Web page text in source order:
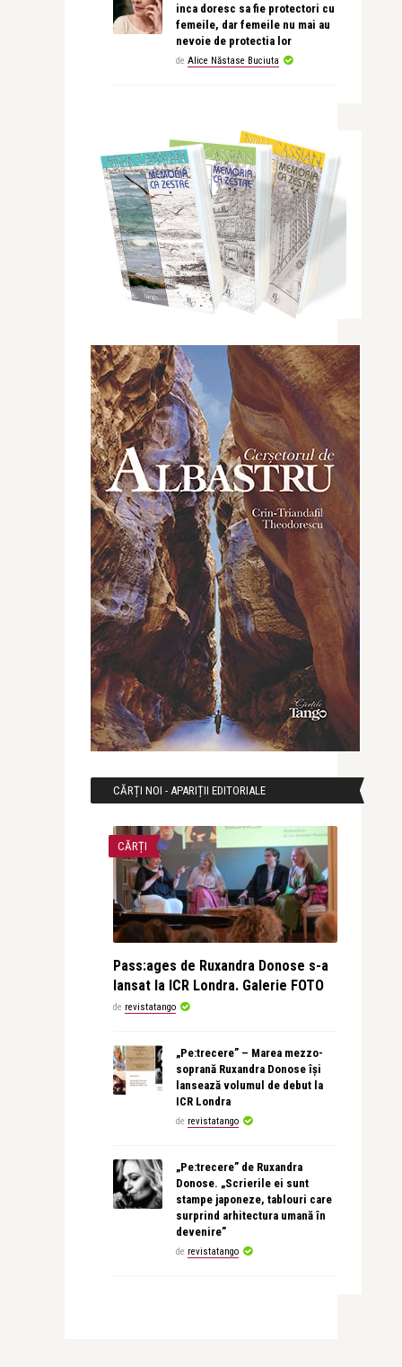
inca doresc sa fie protectori cu
femeile, dar femeile nu mai au
nevoie de protectia lor
de Alice Năstase Buciuta
CĂRȚI NOI - APARIȚII EDITORIALE
CĂRȚI
Pass:ages de Ruxandra Donose s-a
lansat la ICR Londra. Galerie FOTO
de revistatango
„Pe:trecere” – Marea mezzo-
soprană Ruxandra Donose își
lansează volumul de debut la
ICR Londra
de revistatango
„Pe:trecere” de Ruxandra
Donose. „Scrierile ei sunt
stampe japoneze, tablouri care
surprind arhitectura umană în
devenire”
de revistatango